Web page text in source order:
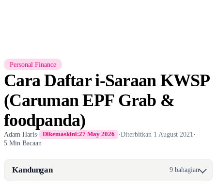
Personal Finance
Cara Daftar i-Saraan KWSP
(Caruman EPF Grab &
foodpanda)
Adam Haris· Dikemaskini:27 May 2026 ·Diterbitkan 1 August 2021·
5 Min Bacaan
Kandungan 9 bahagian